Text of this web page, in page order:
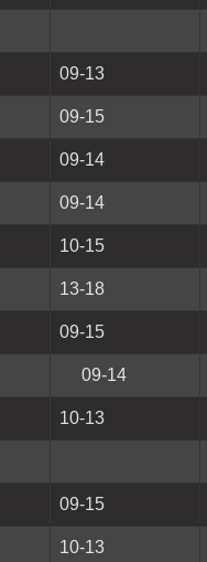
09-13
09-15
09-14
09-14
10-15
13-18
09-15
09-14
10-13
09-15
10-13